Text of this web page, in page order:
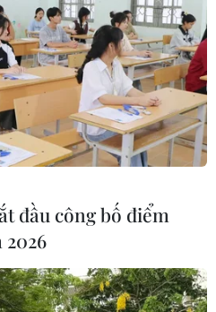
mạng Việt Nam
Việt Nam trong kỷ
sáng tạo, trách nhiệm
thế kỷ phát triển và
tộc
2025: Báo chí cần làm
in Việt Nam”
báo Việt Nam nhân
đầu công bố điểm